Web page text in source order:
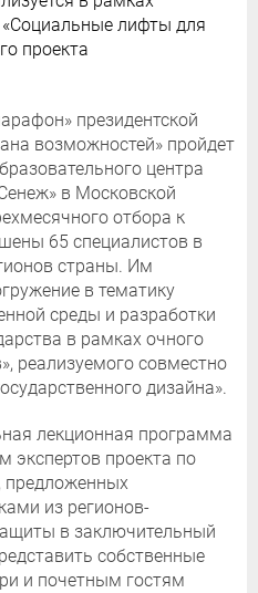
лифты для
проекта
президентской
возможностей» пройдет
центра
в Московской
отбора к
65 специалистов в
страны. Им
в тематику
среды и разработки
в рамках очного
реализуемого совместно
дизайна».
лекционная программа
экспертов проекта по
предложенных
из регионов-
в заключительный
собственные
и почетным гостям